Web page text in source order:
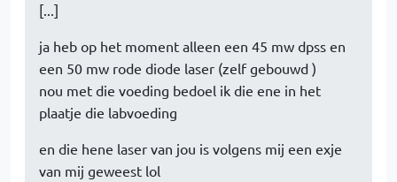
[...]
ja heb op het moment alleen een 45 mw dpss en
een 50 mw rode diode laser (zelf gebouwd )
nou met die voeding bedoel ik die ene in het
plaatje die labvoeding
en die hene laser van jou is volgens mij een exje
van mij geweest lol